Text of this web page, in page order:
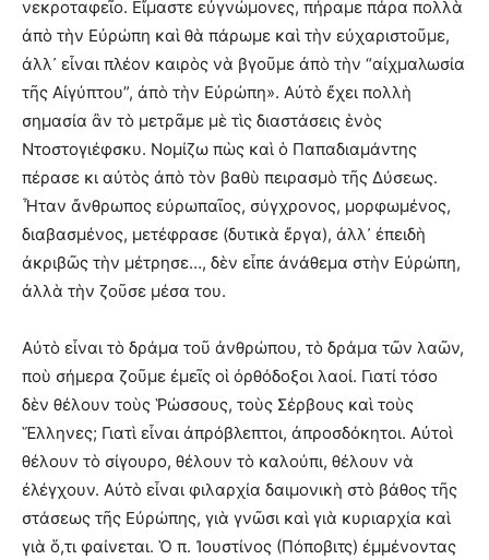
νεκροταφεῖο. Εἴμαστε εὐγνώμονες, πήραμε πάρα πολλὰ
ἀπὸ τὴν Εὐρώπη καὶ θὰ πάρωμε καὶ τὴν εὐχαριστοῦμε,
ἀλλ᾿ εἶναι πλέον καιρὸς νὰ βγοῦμε ἀπὸ τὴν “αἰχμαλωσία
τῆς Αἰγύπτου”, ἀπὸ τὴν Εὐρώπη». Αὐτὸ ἔχει πολλὴ
σημασία ἂν τὸ μετρᾶμε μὲ τὶς διαστάσεις ἑνὸς
Ντοστογιέφσκυ. Νομίζω πὼς καὶ ὁ Παπαδιαμάντης
πέρασε κι αὐτὸς ἀπὸ τὸν βαθὺ πειρασμὸ τῆς Δύσεως.
Ἦταν ἄνθρωπος εὐρωπαῖος, σύγχρονος, μορφωμένος,
διαβασμένος, μετέφρασε (δυτικὰ ἔργα), ἀλλ᾿ ἐπειδὴ
ἀκριβῶς τὴν μέτρησε…, δὲν εἶπε ἀνάθεμα στὴν Εὐρώπη,
ἀλλὰ τὴν ζοῦσε μέσα του.
Αὐτὸ εἶναι τὸ δράμα τοῦ ἀνθρώπου, τὸ δράμα τῶν λαῶν,
ποὺ σήμερα ζοῦμε ἐμεῖς οἱ ὀρθόδοξοι λαοί. Γιατί τόσο
δὲν θέλουν τοὺς Ῥώσσους, τοὺς Σέρβους καὶ τοὺς
Ἕλληνες; Γιατὶ εἶναι ἀπρόβλεπτοι, ἀπροσδόκητοι. Αὐτοὶ
θέλουν τὸ σίγουρο, θέλουν τὸ καλούπι, θέλουν νὰ
ἐλέγχουν. Αὐτὸ εἶναι φιλαρχία δαιμονικὴ στὸ βάθος τῆς
στάσεως τῆς Εὐρώπης, γιὰ γνῶσι καὶ γιὰ κυριαρχία καὶ
γιὰ ὅ,τι φαίνεται. Ὁ π. Ἰουστίνος (Πόποβιτς) ἐμμένοντας